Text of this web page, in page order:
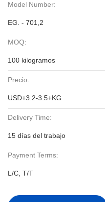
Model Number:
EG. - 701,2
MOQ:
100 kilogramos
Precio:
USD+3.2-3.5+KG
Delivery Time:
15 días del trabajo
Payment Terms:
L/C, T/T